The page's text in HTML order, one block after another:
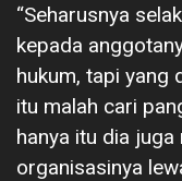
“Seharusnya
kepada
hukum, tapi yang
itu malah cari
hanya itu dia
organisasinya